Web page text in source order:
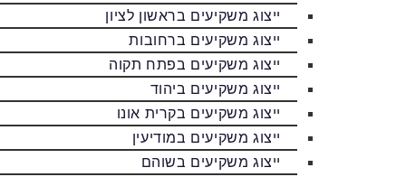
ייצוג משקיעים בראשון לציון
ייצוג משקיעים ברחובות
ייצוג משקיעים בפתח תקוה
ייצוג משקיעים ביהוד
ייצוג משקיעים בקרית אונו
ייצוג משקיעים במודיעין
ייצוג משקיעים בשוהם